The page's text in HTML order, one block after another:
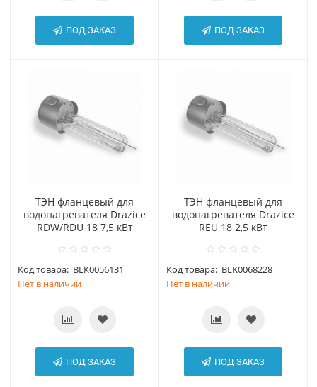
ПОД ЗАКАЗ ПОД ЗАКАЗ
ТЭН фланцевый для
водонагревателя Drazice
RDW/RDU 18 7,5 кВт
Код товара: BLK0056131
Нет в наличии
ПОД ЗАКАЗ
ТЭН фланцевый для
водонагревателя Drazice
REU 18 2,5 кВт
Код товара: BLK0068228
Нет в наличии
ПОД ЗАКАЗ